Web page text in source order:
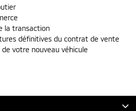
la transaction
définitives du contrat de vente
votre nouveau véhicule